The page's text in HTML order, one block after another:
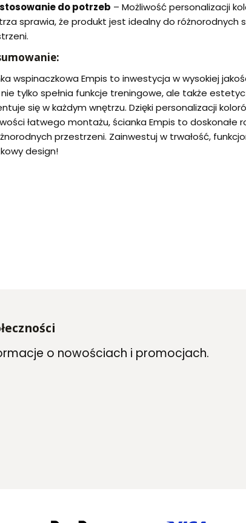
do potrzeb – Możliwość personalizacji
sprawia, że produkt jest idealny do różnorodnych
wspinaczkowa Empis to inwestycja w wysokiej
tylko spełnia funkcje treningowe, ale także
się w każdym wnętrzu. Dzięki personalizacji
łatwego montażu, ścianka Empis to doskonałe
przestrzeni. Zainwestuj w trwałość,
design!
o nowościach i promocjach.